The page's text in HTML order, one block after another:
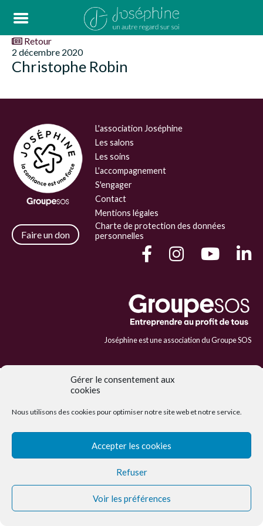
Gérer le consentement aux
cookies
Nous utilisons des cookies pour optimiser notre site web et notre service.
Accepter les cookies
Refuser
Voir les préférences
Retour
2 décembre 2020
Christophe Robin
Faire un don
L'association Joséphine
Les salons
Les soins
L'accompagnement
S'engager
Contact
Mentions légales
Charte de protection des données
personnelles
Joséphine est une association du Groupe SOS